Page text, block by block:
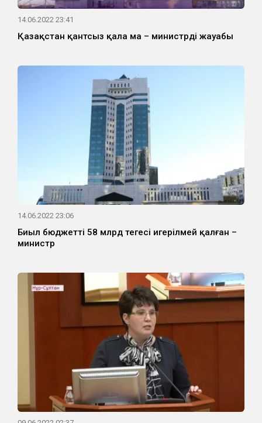
14.06.2022 23:41
Қазақстан қантсыз қала ма – министрдің жауабы
14.06.2022 23:06
Биыл бюджеттің 58 млрд теңгесі игерілмей қалған –
министр